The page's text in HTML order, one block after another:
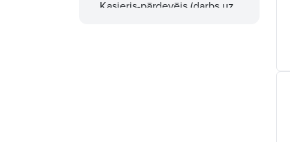
Kasieris-pārdevējs (darbs uz